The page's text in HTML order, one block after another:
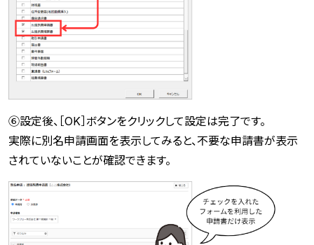
⑥設定後、［OK］ボタンをクリックして設定は完了です。
実際に別名申請画面を表示してみると、不要な申請書が表示
されていないことが確認できます。